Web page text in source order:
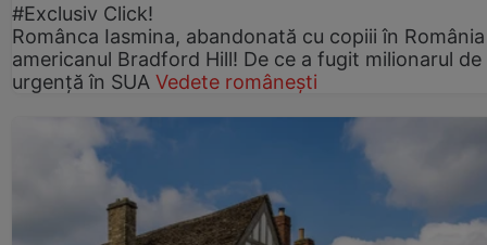
#Exclusiv Click!
Românca Iasmina, abandonată cu copiii în
americanul Bradford Hill! De ce a fugit milionarul de
urgență în SUA Vedete românești